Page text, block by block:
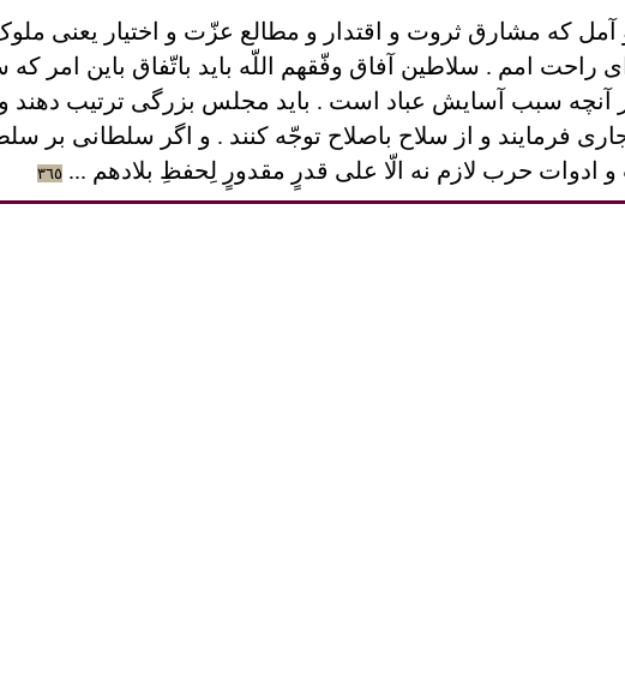
که مشارق ثروت و اقتدار و مطالع عزّت و اختيار يعنی ملوک
امم . سلاطين آفاق وفّقهم اللّه بايد باتّفاق باين
بر آنچه سبب آسايش عباد است . بايد مجلس بزرگی ترتيب
فرمايند و از سلاح باصلاح توجّه کنند . و اگر سلطانی بر
ادوات حرب لازم نه الّا علی قدرٍ مقدورٍ لِحفظِ بلادهم ... ٣٦٥